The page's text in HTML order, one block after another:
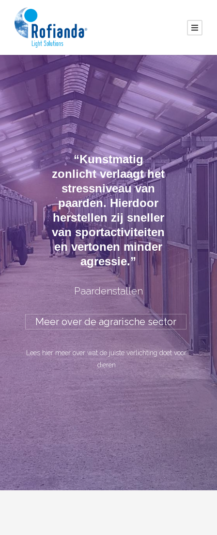
Lees hier meer over wat de juiste verlichting doet voor
dieren
Paardenstallen
“Kunstmatig
zonlicht verlaagt het
stressniveau van
paarden. Hierdoor
herstellen zij sneller
van sportactiviteiten
en vertonen minder
agressie.”
Meer over de agrarische sector